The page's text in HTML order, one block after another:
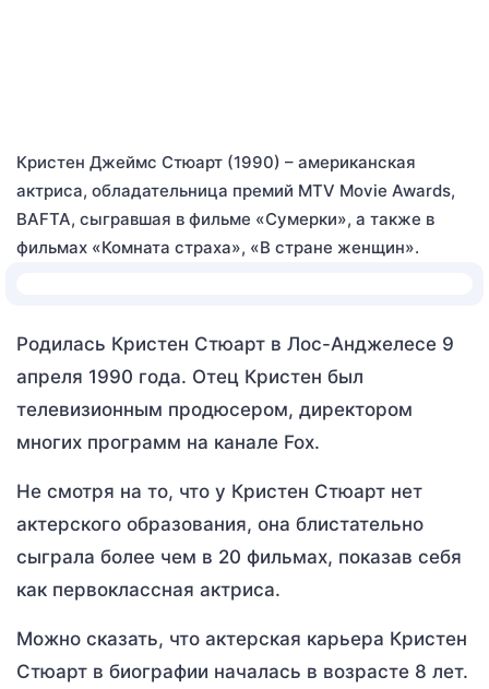
Кристен Джеймс Стюарт (1990) – американская
актриса, обладательница премий MTV Movie Awards,
BAFTA, сыгравшая в фильме «Сумерки», а также в
фильмах «Комната страха», «В стране женщин».
Родилась Кристен Стюарт в Лос-Анджелесе 9
апреля 1990 года. Отец Кристен был
телевизионным продюсером, директором
многих программ на канале Fox.
Не смотря на то, что у Кристен Стюарт нет
актерского образования, она блистательно
сыграла более чем в 20 фильмах, показав себя
как первоклассная актриса.
Можно сказать, что актерская карьера Кристен
Стюарт в биографии началась в возрасте 8 лет.